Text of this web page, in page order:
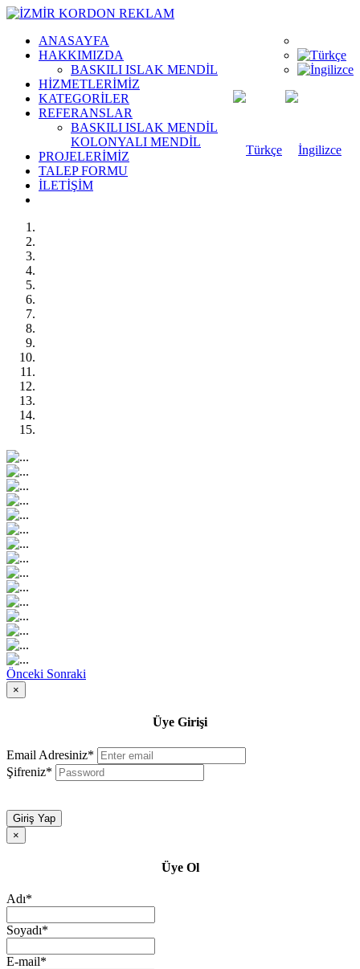
ANASAYFA
HAKKIMIZDA
BASKILI ISLAK MENDİL
HİZMETLERİMİZ
KATEGORİLER
REFERANSLAR
BASKILI ISLAK MENDİL
KOLONYALI MENDİL
PROJELERİMİZ
TALEP FORMU
İLETİŞİM
Önceki Sonraki
×
Üye Girişi
Email Adresiniz*
Şifreniz*
Giriş Yap
×
Üye Ol
Adı*
Soyadı*
E-mail*